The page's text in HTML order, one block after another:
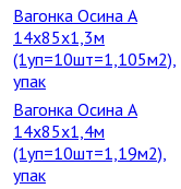
Вагонка Осина А
14х85х1,3м
(1уп=10шт=1,105м2),
упак
Вагонка Осина А
14х85х1,4м
(1уп=10шт=1,19м2),
упак